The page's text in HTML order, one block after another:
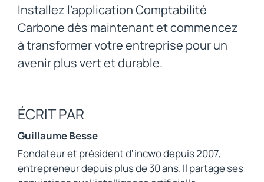
Installez l’application Comptabilité
Carbone dès maintenant et commencez
à transformer votre entreprise pour un
avenir plus vert et durable.
ÉCRIT PAR
Guillaume Besse
Fondateur et président d'incwo depuis 2007,
entrepreneur depuis plus de 30 ans. Il partage ses